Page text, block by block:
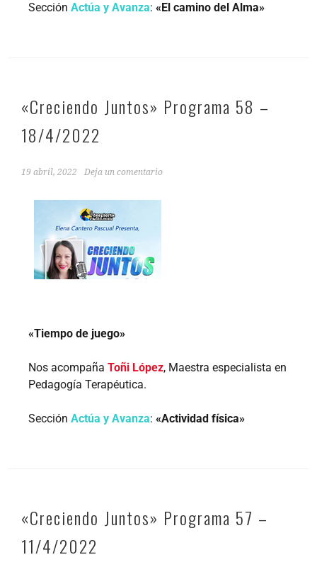
Sección Actúa y Avanza:«El camino del Alma»
«Creciendo Juntos» Programa 58 –
18/4/2022
19 abril, 2022 Deja un comentario
«Tiempo de juego»
Nos acompañaToñi López, Maestra especialista en
Pedagogía Terapéutica.
SecciónActúa y Avanza:«Actividad física»
«Creciendo Juntos» Programa 57 –
11/4/2022